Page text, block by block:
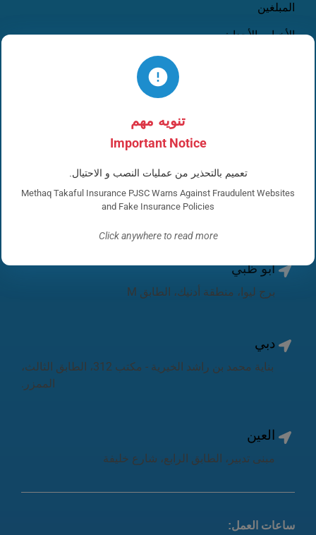
تنويه مهم
Important Notice
تعميم بالتحذير من عمليات النصب و الاحتيال.
Methaq Takaful Insurance PJSC Warns Against Fraudulent Websites
and Fake Insurance Policies
Click anywhere to read more
المبلغين
الأخبار والأحداث
لجنة الرقابة الشرعية الداخلية
أبو ظبي
برج ليوا، منطقة أدنيك، الطابق M
دبي
بناية محمد بن راشد الخيرية - مكتب 312، الطابق الثالث،
الممزر.
العين
مبنى تدبير، الطابق الرابع، شارع خليفة
ساعات العمل: